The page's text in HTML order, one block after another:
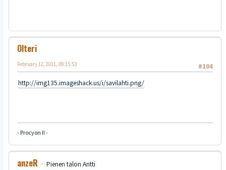
Olteri
#104
February 12, 2011, 09:15:53
http://img135.imageshack.us/i/savilahti.png/
- Procyon II -
anzeR
Pienen talon Antti